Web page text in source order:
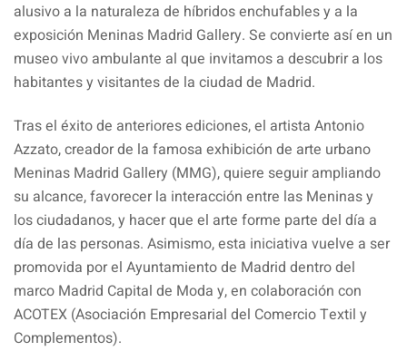
alusivo a la naturaleza de híbridos enchufables y a la
exposición Meninas Madrid Gallery. Se convierte así en un
museo vivo ambulante al que invitamos a descubrir a los
habitantes y visitantes de la ciudad de Madrid.
Tras el éxito de anteriores ediciones, el artista Antonio
Azzato, creador de la famosa exhibición de arte urbano
Meninas Madrid Gallery (MMG), quiere seguir ampliando
su alcance, favorecer la interacción entre las Meninas y
los ciudadanos, y hacer que el arte forme parte del día a
día de las personas. Asimismo, esta iniciativa vuelve a ser
promovida por el Ayuntamiento de Madrid dentro del
marco Madrid Capital de Moda y, en colaboración con
ACOTEX (Asociación Empresarial del Comercio Textil y
Complementos).